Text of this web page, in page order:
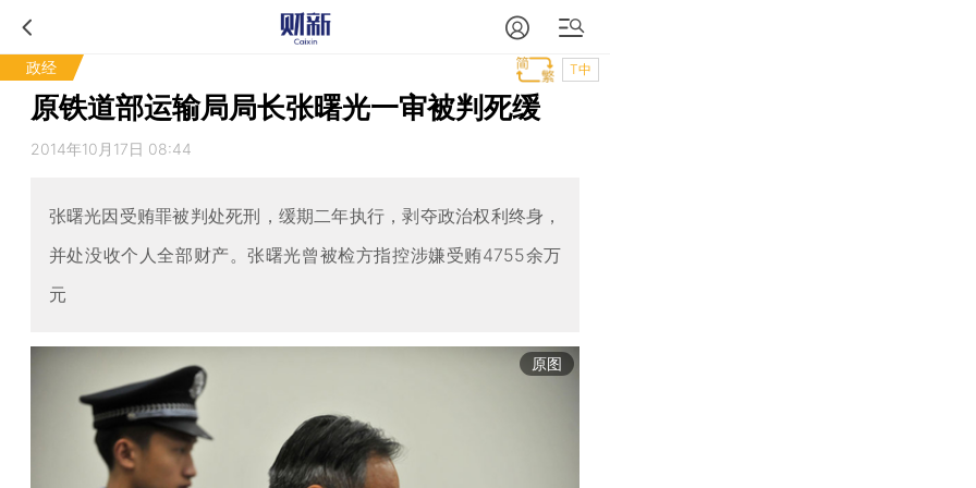
政经 T中
原铁道部运输局局长张曙光一审被判死缓
2014年10月17日 08:44
张曙光因受贿罪被判处死刑，缓期二年执行，剥夺政治权利终身，
并处没收个人全部财产。张曙光曾被检方指控涉嫌受贿4755余万
元
原图